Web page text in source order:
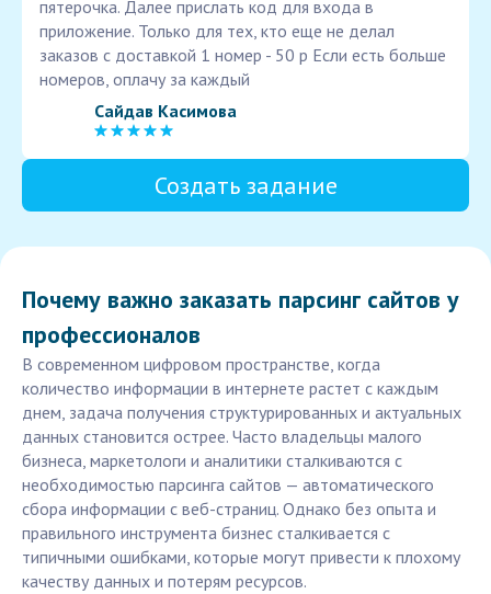
пятерочка. Далее прислать код для входа в
приложение. Только для тех, кто еще не делал
заказов с доставкой 1 номер - 50 р Если есть больше
номеров, оплачу за каждый
Сайдав Касимова
Создать задание
Почему важно заказать парсинг сайтов у
профессионалов
В современном цифровом пространстве, когда
количество информации в интернете растет с каждым
днем, задача получения структурированных и актуальных
данных становится острее. Часто владельцы малого
бизнеса, маркетологи и аналитики сталкиваются с
необходимостью парсинга сайтов — автоматического
сбора информации с веб-страниц. Однако без опыта и
правильного инструмента бизнес сталкивается с
типичными ошибками, которые могут привести к плохому
качеству данных и потерям ресурсов.